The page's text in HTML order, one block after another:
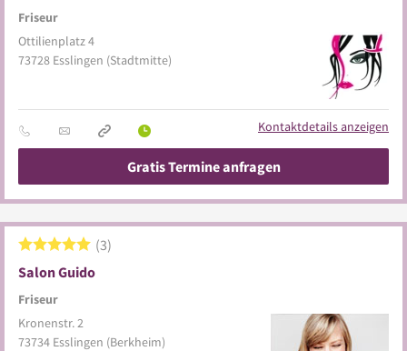
Friseur
Ottilienplatz 4
73728 Esslingen (Stadtmitte)
Kontaktdetails anzeigen
Gratis Termine anfragen
Salon Guido
Friseur
3
Kronenstr. 2
73734 Esslingen (Berkheim)